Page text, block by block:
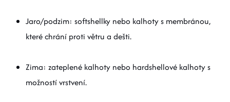
Jaro/podzim: softshellky nebo kalhoty s membránou,
které chrání proti větru a dešti.
Zima: zateplené kalhoty nebo hardshellové kalhoty s
možností vrstvení.